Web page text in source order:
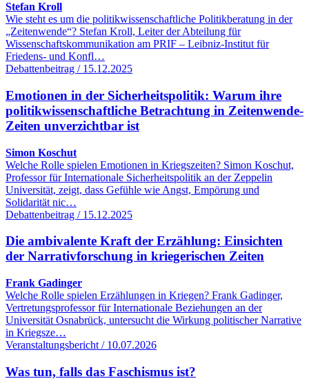
Stefan Kroll
Wie steht es um die politikwissenschaftliche Politikberatung in der
„Zeitenwende“? Stefan Kroll, Leiter der Abteilung für
Wissenschaftskommunikation am PRIF – Leibniz-Institut für
Friedens- und Konfl…
Debattenbeitrag / 15.12.2025
Emotionen in der Sicherheitspolitik: Warum ihre
politikwissenschaftliche Betrachtung in Zeitenwende-
Zeiten unverzichtbar ist
Simon Koschut
Welche Rolle spielen Emotionen in Kriegszeiten? Simon Koschut,
Professor für Internationale Sicherheitspolitik an der Zeppelin
Universität, zeigt, dass Gefühle wie Angst, Empörung und
Solidarität nic…
Debattenbeitrag / 15.12.2025
Die ambivalente Kraft der Erzählung: Einsichten
der Narrativforschung in kriegerischen Zeiten
Frank Gadinger
Welche Rolle spielen Erzählungen in Kriegen? Frank Gadinger,
Vertretungsprofessor für Internationale Beziehungen an der
Universität Osnabrück, untersucht die Wirkung politischer Narrative
in Kriegsze…
Veranstaltungsbericht / 10.07.2026
Was tun, falls das Faschismus ist?